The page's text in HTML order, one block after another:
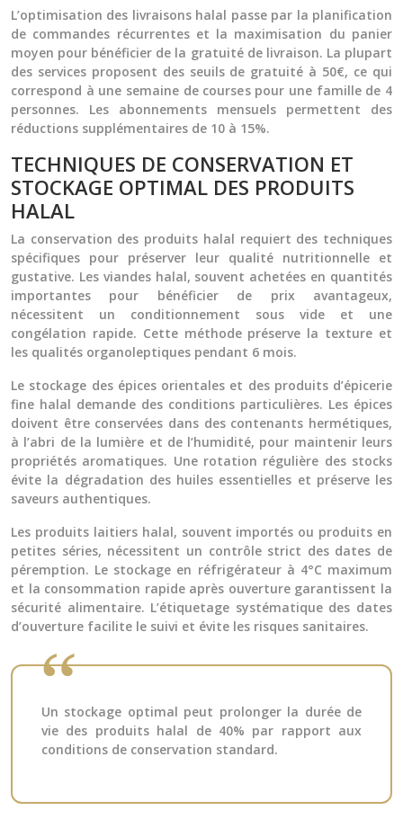
L’optimisation des livraisons halal passe par la planification
de commandes récurrentes et la maximisation du panier
moyen pour bénéficier de la gratuité de livraison. La plupart
des services proposent des seuils de gratuité à 50€, ce qui
correspond à une semaine de courses pour une famille de 4
personnes. Les abonnements mensuels permettent des
réductions supplémentaires de 10 à 15%.
TECHNIQUES DE CONSERVATION ET
STOCKAGE OPTIMAL DES PRODUITS
HALAL
La conservation des produits halal requiert des techniques
spécifiques pour préserver leur qualité nutritionnelle et
gustative. Les viandes halal, souvent achetées en quantités
importantes pour bénéficier de prix avantageux,
nécessitent un conditionnement sous vide et une
congélation rapide. Cette méthode préserve la texture et
les qualités organoleptiques pendant 6 mois.
Le stockage des épices orientales et des produits d’épicerie
fine halal demande des conditions particulières. Les épices
doivent être conservées dans des contenants hermétiques,
à l’abri de la lumière et de l’humidité, pour maintenir leurs
propriétés aromatiques. Une rotation régulière des stocks
évite la dégradation des huiles essentielles et préserve les
saveurs authentiques.
Les produits laitiers halal, souvent importés ou produits en
petites séries, nécessitent un contrôle strict des dates de
péremption. Le stockage en réfrigérateur à 4°C maximum
et la consommation rapide après ouverture garantissent la
sécurité alimentaire. L’étiquetage systématique des dates
d’ouverture facilite le suivi et évite les risques sanitaires.
Un stockage optimal peut prolonger la durée de
vie des produits halal de 40% par rapport aux
conditions de conservation standard.